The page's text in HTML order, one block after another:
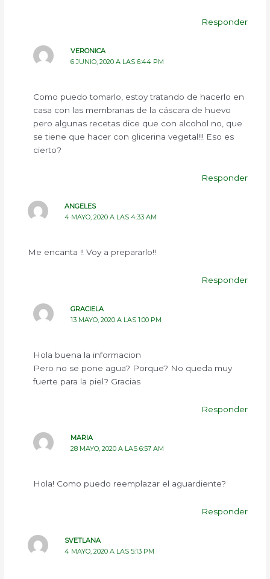
Responder
VERONICA
6 JUNIO, 2020 A LAS 6:44 PM
Como puedo tomarlo, estoy tratando de hacerlo en
casa con las membranas de la cáscara de huevo
pero algunas recetas dice que con alcohol no, que
se tiene que hacer con glicerina vegetal!!! Eso es
cierto?
Responder
ANGELES
4 MAYO, 2020 A LAS 4:33 AM
Me encanta !! Voy a prepararlo!!
Responder
GRACIELA
13 MAYO, 2020 A LAS 1:00 PM
Hola buena la informacion
Pero no se pone agua? Porque? No queda muy
fuerte para la piel? Gracias
Responder
MARIA
28 MAYO, 2020 A LAS 6:57 AM
Hola! Como puedo reemplazar el aguardiente?
Responder
SVETLANA
4 MAYO, 2020 A LAS 5:13 PM